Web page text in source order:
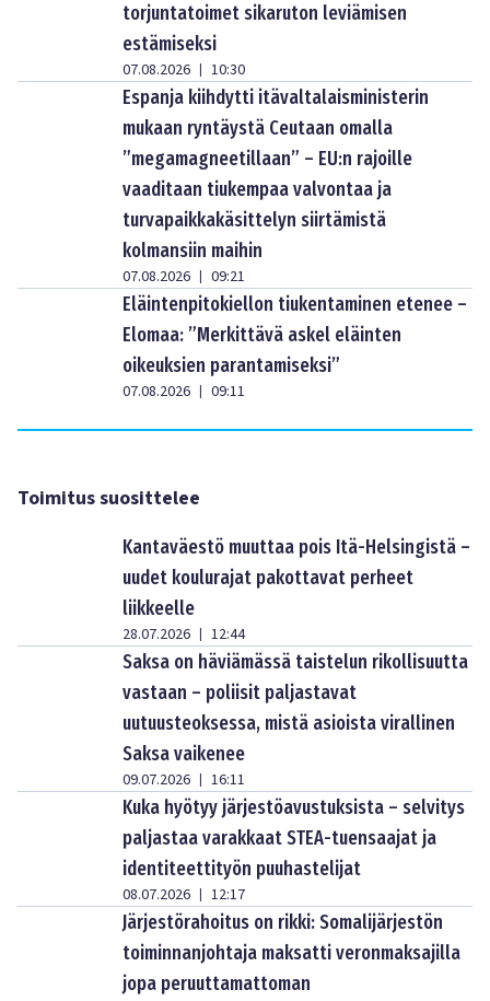
torjuntatoimet sikaruton leviämisen
estämiseksi
07.08.2026 | 10:30
Espanja kiihdytti itävaltalaisministerin
mukaan ryntäystä Ceutaan omalla
”megamagneetillaan” – EU:n rajoille
vaaditaan tiukempaa valvontaa ja
turvapaikkakäsittelyn siirtämistä
kolmansiin maihin
07.08.2026 | 09:21
Eläintenpitokiellon tiukentaminen etenee –
Elomaa: ”Merkittävä askel eläinten
oikeuksien parantamiseksi”
07.08.2026 | 09:11
Toimitus suosittelee
Kantaväestö muuttaa pois Itä-Helsingistä –
uudet koulurajat pakottavat perheet
liikkeelle
28.07.2026 | 12:44
Saksa on häviämässä taistelun rikollisuutta
vastaan – poliisit paljastavat
uutuusteoksessa, mistä asioista virallinen
Saksa vaikenee
09.07.2026 | 16:11
Kuka hyötyy järjestöavustuksista – selvitys
paljastaa varakkaat STEA-tuensaajat ja
identiteettityön puuhastelijat
08.07.2026 | 12:17
Järjestörahoitus on rikki: Somalijärjestön
toiminnanjohtaja maksatti veronmaksajilla
jopa peruuttamattoman